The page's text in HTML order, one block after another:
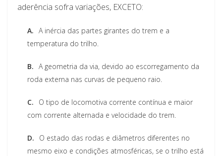
aderência sofra variações, EXCETO:
A. A inércia das partes girantes do trem e a
temperatura do trilho.
B. A geometria da via, devido ao escorregamento da
roda externa nas curvas de pequeno raio.
C.
O tipo de locomotiva corrente contínua e maior
com corrente alternada e velocidade do trem.
D.
O estado das rodas e diâmetros diferentes no
mesmo eixo e condições atmosféricas, se o trilho está